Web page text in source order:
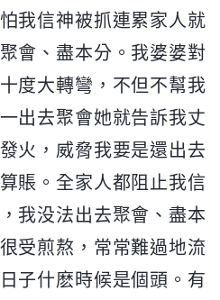
我信神被抓連累家人就
會、盡本分。我婆婆對
度大轉彎，不但不幫我
出去聚會她就告訴我丈
火，威脅我要是還出去
賬。全家人都阻止我信
我没法出去聚會、盡本
受煎熬，常常難過地流
子什麽時候是個頭。有